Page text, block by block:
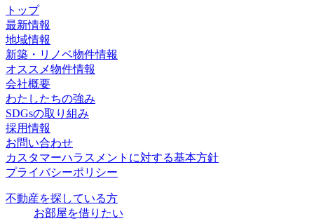
トップ
最新情報
地域情報
新築・リノベ物件情報
オススメ物件情報
会社概要
わたしたちの強み
SDGsの取り組み
採用情報
お問い合わせ
カスタマーハラスメントに対する基本方針
プライバシーポリシー
不動産を探している方
お部屋を借りたい